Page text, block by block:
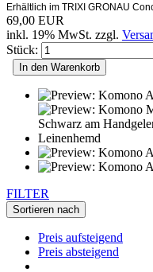
Erhältlich im TRIXI GRONAU
69,00 EUR
inkl. 19% MwSt. zzgl.
Stück:
In den Warenkorb
FILTER
Sortieren nach
Preis aufsteigend
Preis absteigend